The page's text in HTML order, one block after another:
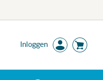
Inloggen